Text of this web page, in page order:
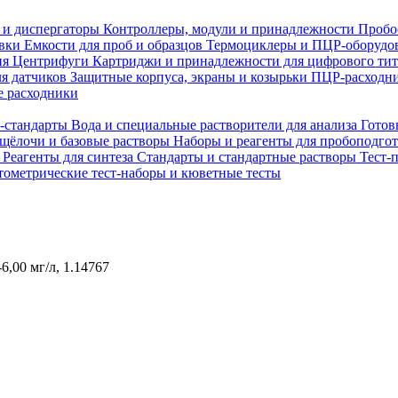
диспергаторы Контроллеры, модули и принадлежности
Емкости для проб и образцов Термоциклеры и ПЦР-
Центрифуги Картриджи и принадлежности для цифрового
датчиков Защитные корпуса, экраны и козырьки ПЦР-
Вода и специальные растворители для анализа
и базовые растворы Наборы и реагенты для
Реагенты для синтеза Стандарты и стандартные растворы Тест-
тест-наборы и кюветные тесты
мг/л, 1.14767